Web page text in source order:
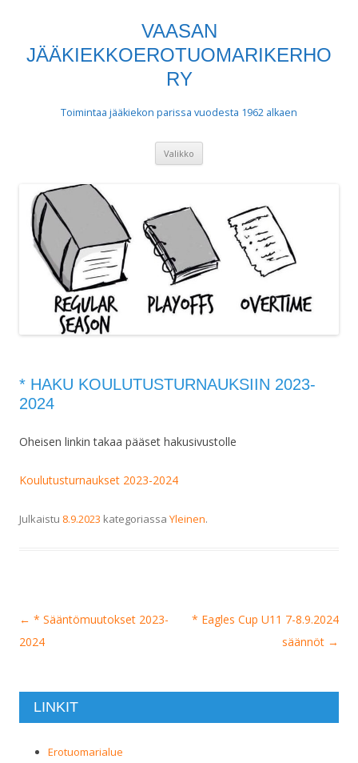
VAASAN
JÄÄKIEKKOEROTUOMARIKERHO
RY
Toimintaa jääkiekon parissa vuodesta 1962 alkaen
Valikko
* HAKU KOULUTUSTURNAUKSIIN 2023-
2024
Oheisen linkin takaa pääset hakusivustolle
Koulutusturnaukset 2023-2024
Julkaistu 8.9.2023 kategoriassa Yleinen.
Artikkelien
selaus
← * Sääntömuutokset 2023-
2024
* Eagles Cup U11 7-8.9.2024
säännöt →
LINKIT
Erotuomarialue